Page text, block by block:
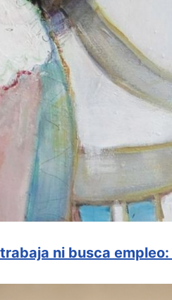
ni busca